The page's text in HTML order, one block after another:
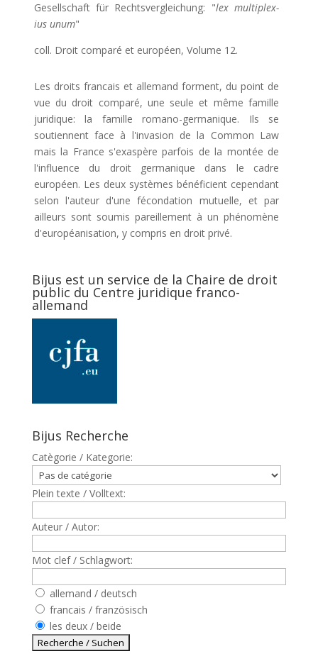
Gesellschaft für Rechtsvergleichung: "lex multiplex-
ius unum"
coll. Droit comparé et européen, Volume 12.
Les droits francais et allemand forment, du point de
vue du droit comparé, une seule et même famille
juridique: la famille romano-germanique. Ils se
soutiennent face à l'invasion de la Common Law
mais la France s'exaspère parfois de la montée de
l'influence du droit germanique dans le cadre
européen. Les deux systèmes bénéficient cependant
selon l'auteur d'une fécondation mutuelle, et par
ailleurs sont soumis pareillement à un phénomène
d'européanisation, y compris en droit privé.
Bijus est un service de la Chaire de droit
public du Centre juridique franco-
allemand
Bijus Recherche
Catègorie / Kategorie:
Plein texte / Volltext:
Auteur / Autor:
Mot clef / Schlagwort:
allemand / deutsch
francais / französisch
les deux / beide